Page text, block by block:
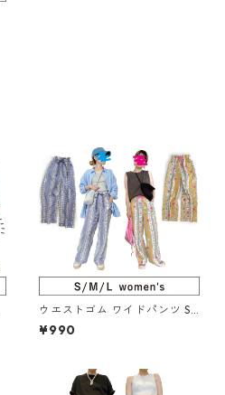
ウエストゴム ワイドパンツ S
ML（217-013-5）
¥990